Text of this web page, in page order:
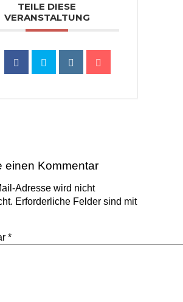
TEILE DIESE
VERANSTALTUNG
einen Kommentar
Adresse wird nicht
Erforderliche Felder sind mit
*